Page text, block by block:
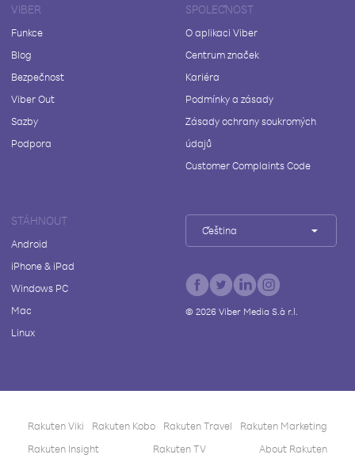
VIBER
Funkce
Blog
Bezpečnost
Viber Out
Sazby
Podpora
SPOLEČNOST
O aplikaci Viber
Centrum značek
Kariéra
Podmínky a zásady
Zásady ochrany soukromých
údajů
Customer Complaints Code
STÁHNOUT
Android
iPhone & iPad
Windows PC
Mac
Linux
Čeština
© 2026Viber Media S.à r.l.
Rakuten Viki Rakuten Kobo Rakuten Travel
Rakuten Marketing
Rakuten Insight
Rakuten TV About Rakuten